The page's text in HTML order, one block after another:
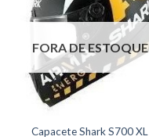
FORA DE ESTOQUE
Capacete Shark S700 XL